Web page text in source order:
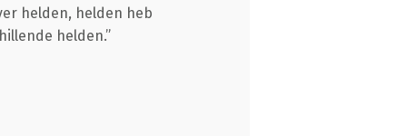
helden, helden heb
helden.”